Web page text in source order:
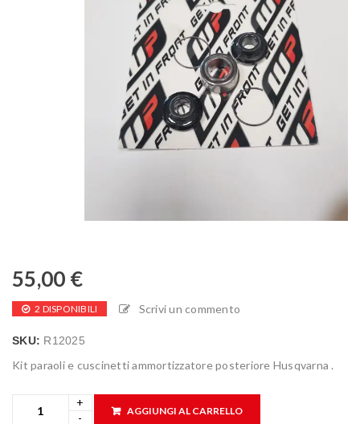
55,00 €
2 DISPONIBILI Scrivi un commento
SKU: R12025
Kit paraoli e cuscinetti ammortizzatore posteriore Husqvarna .
AGGIUNGI AL CARRELLO